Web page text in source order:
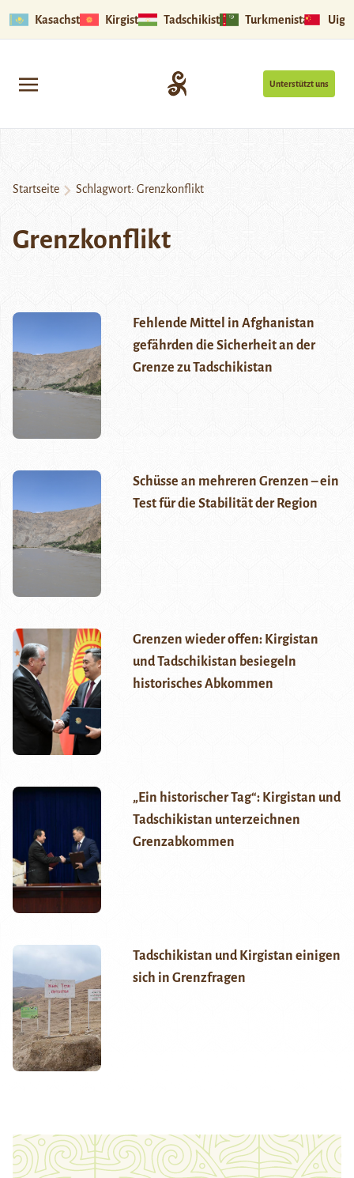
Kasachstan Kirgistan Tadschikistan Turkmenistan
Unterstützt uns
Startseite Schlagwort: Grenzkonflikt
Grenzkonflikt
Fehlende Mittel in Afghanistan
gefährden die Sicherheit an der
Grenze zu Tadschikistan
Schüsse an mehreren Grenzen – ein
Test für die Stabilität der Region
Grenzen wieder offen: Kirgistan
und Tadschikistan besiegeln
historisches Abkommen
„Ein historischer Tag“: Kirgistan und
Tadschikistan unterzeichnen
Grenzabkommen
Tadschikistan und Kirgistan einigen
sich in Grenzfragen